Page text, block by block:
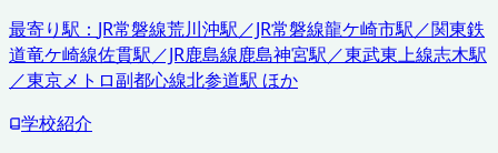
最寄り駅： JR常磐線荒川沖駅／JR常磐線龍ケ崎市駅／関東鉄
道竜ケ崎線佐貫駅／JR鹿島線鹿島神宮駅／東武東上線志木駅
／東京メトロ副都心線北参道駅 ほか
学校紹介